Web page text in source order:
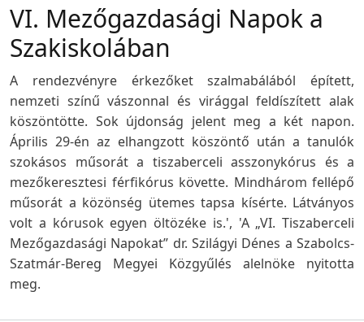
VI. Mezőgazdasági Napok a
Szakiskolában
A rendezvényre érkezőket szalmabálából épített,
nemzeti színű vászonnal és virággal feldíszített alak
köszöntötte. Sok újdonság jelent meg a két napon.
Április 29-én az elhangzott köszöntő után a tanulók
szokásos műsorát a tiszaberceli asszonykórus és a
mezőkeresztesi férfikórus követte. Mindhárom fellépő
műsorát a közönség ütemes tapsa kísérte. Látványos
volt a kórusok egyen öltözéke is.', 'A „VI. Tiszaberceli
Mezőgazdasági Napokat” dr. Szilágyi Dénes a Szabolcs-
Szatmár-Bereg Megyei Közgyűlés alelnöke nyitotta
meg.